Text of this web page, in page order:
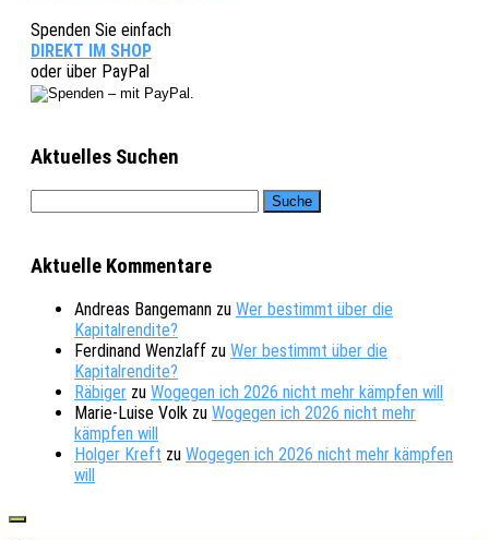
Spenden Sie einfach
DIREKT IM SHOP
oder über PayPal
Aktuelles Suchen
Aktuelle Kommentare
Andreas Bangemann zu Wer bestimmt über die
Kapitalrendite?
Ferdinand Wenzlaff zu Wer bestimmt über die
Kapitalrendite?
Räbiger zu Wogegen ich 2026 nicht mehr kämpfen will
Marie-Luise Volk zu Wogegen ich 2026 nicht mehr
kämpfen will
Holger Kreft zu Wogegen ich 2026 nicht mehr kämpfen
will